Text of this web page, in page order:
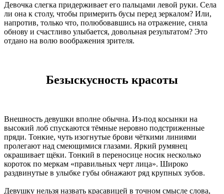
Девочка слегка придерживает его пальцами левой руки. Села
ли она к столу, чтобы примерить бусы перед зеркалом? Или,
напротив, только что, полюбовавшись на отражение, сняла
обнову и счастливо улыбается, довольная результатом? Это
отдано на волю воображения зрителя.
Безыскусность красоты
Внешность девушки вполне обычна. Из-под косынки на
высокий лоб спускаются тёмные неровно подстриженные
пряди. Тонкие, чуть изогнутые брови чёткими линиями
пролегают над смеющимися глазами. Яркий румянец
окрашивает щёки. Тонкий в переносице носик несколько
короток по меркам «правильных черт лица». Широко
раздвинутые в улыбке губы обнажают ряд крупных зубов.
Девушку нельзя назвать красавицей в точном смысле слова,